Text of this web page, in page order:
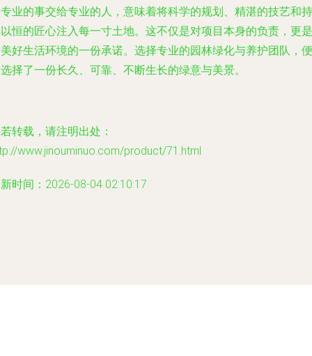
业的事交给专业的人，意味着将科学的规划、精湛的技艺和持
恒的匠心注入每一寸土地。这不仅是对项目本身的负责，更是
好生活环境的一份承诺。选择专业的园林绿化与养护团队，便
择了一份长久、可靠、不断生长的绿意与美景。
转载，请注明出处：
www.jinouminuo.com/product/71.html
时间：2026-08-04 02:10:17